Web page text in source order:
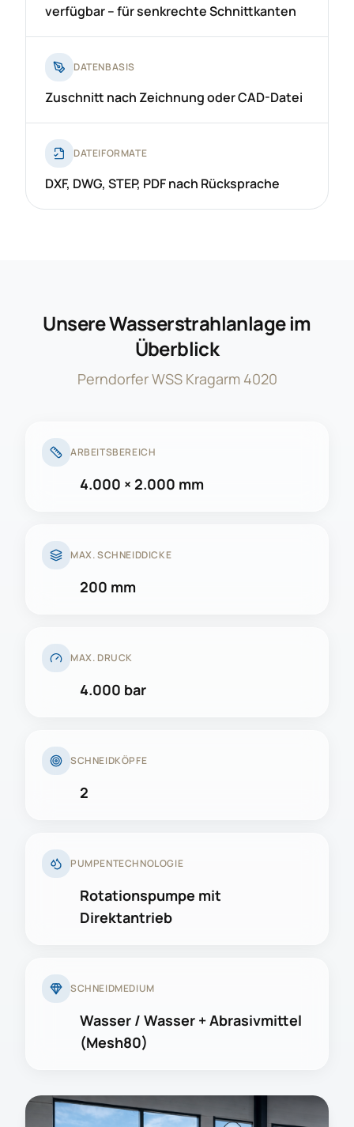
verfügbar – für senkrechte Schnittkanten
DATENBASIS
Zuschnitt nach Zeichnung oder CAD-Datei
DATEIFORMATE
DXF, DWG, STEP, PDF nach Rücksprache
Unsere Wasserstrahlanlage im
Überblick
Perndorfer WSS Kragarm 4020
ARBEITSBEREICH
4.000 × 2.000 mm
MAX. SCHNEIDDICKE
200 mm
MAX. DRUCK
4.000 bar
SCHNEIDKÖPFE
2
PUMPENTECHNOLOGIE
Rotationspumpe mit
Direktantrieb
SCHNEIDMEDIUM
Wasser / Wasser + Abrasivmittel
(Mesh80)